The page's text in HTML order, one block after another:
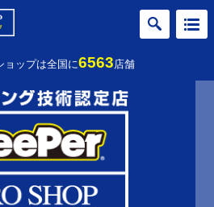
ョップは全国に6563店舗